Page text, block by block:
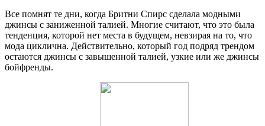
Все помнят те дни, когда Бритни Спирс сделала модными
джинсы с заниженной талией. Многие считают, что это была
тенденция, которой нет места в будущем, невзирая на то, что
мода циклична. Действительно, который год подряд трендом
остаются джинсы с завышенной талией, узкие или же джинсы
бойфренды.